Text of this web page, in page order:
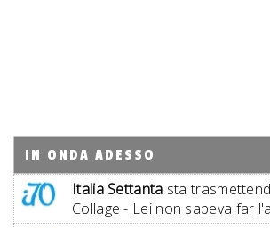
IN ONDA ADESSO
Italia Settanta sta
Collage - Lei non sapeva far